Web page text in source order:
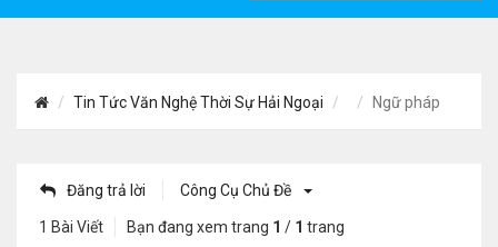
Tin Tức Văn Nghệ Thời Sự Hải Ngoại Ngữ pháp
Đăng trả lời Công Cụ Chủ Đề
1 Bài Viết Bạn đang xem trang 1 / 1 trang